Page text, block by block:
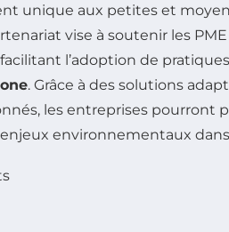
unique aux petites et
vise à soutenir les
l’adoption de
. Grâce à des solutions
les entreprises pourront
environnementaux